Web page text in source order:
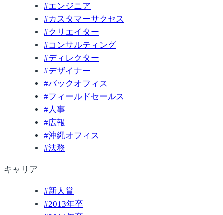
#エンジニア
#カスタマーサクセス
#クリエイター
#コンサルティング
#ディレクター
#デザイナー
#バックオフィス
#フィールドセールス
#人事
#広報
#沖縄オフィス
#法務
キャリア
#新人賞
#2013年卒